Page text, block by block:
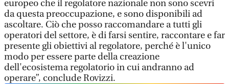
europeo che il regolatore nazionale non sono scevri
da questa preoccupazione, e sono disponibili ad
ascoltare. Ciò che posso raccomandare a tutti gli
operatori del settore, è di farsi sentire, raccontare e far
presente gli obiettivi al regolatore, perché è l'unico
modo per essere parte della creazione
dell'ecosistema regolatorio in cui andranno ad
operare”, conclude Rovizzi.